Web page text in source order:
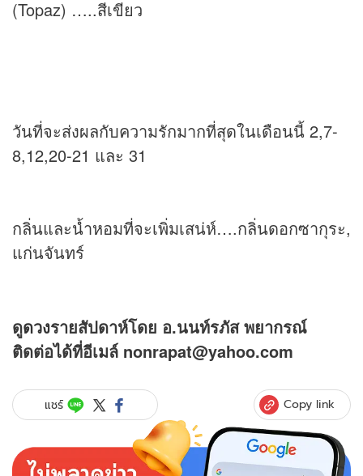
(Topaz) …..สีเขียว
วันที่จะส่งผลกับความรักมากที่สุดในเดือนนี้ 2,7-
8,12,20-21 และ 31
กลิ่นและน้ำหอมที่จะเพิ่มเสน่ห์….กลิ่นดอกซากุระ,
แก่นจันทร์
ดูดวงรายสัปดาห์โดย อ.นนท์รภัส พยากรณ์
ติดต่อได้ที่อีเมล์ nonrapat@yahoo.com
แชร์ Copy link